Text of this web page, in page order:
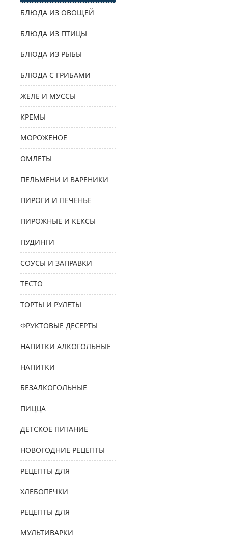
БЛЮДА ИЗ ОВОЩЕЙ
БЛЮДА ИЗ ПТИЦЫ
БЛЮДА ИЗ РЫБЫ
БЛЮДА С ГРИБАМИ
ЖЕЛЕ И МУССЫ
КРЕМЫ
МОРОЖЕНОЕ
ОМЛЕТЫ
ПЕЛЬМЕНИ И ВАРЕНИКИ
ПИРОГИ И ПЕЧЕНЬЕ
ПИРОЖНЫЕ И КЕКСЫ
ПУДИНГИ
СОУСЫ И ЗАПРАВКИ
ТЕСТО
ТОРТЫ И РУЛЕТЫ
ФРУКТОВЫЕ ДЕСЕРТЫ
НАПИТКИ АЛКОГОЛЬНЫЕ
НАПИТКИ
БЕЗАЛКОГОЛЬНЫЕ
ПИЦЦА
ДЕТСКОЕ ПИТАНИЕ
НОВОГОДНИЕ РЕЦЕПТЫ
РЕЦЕПТЫ ДЛЯ
ХЛЕБОПЕЧКИ
РЕЦЕПТЫ ДЛЯ
МУЛЬТИВАРКИ